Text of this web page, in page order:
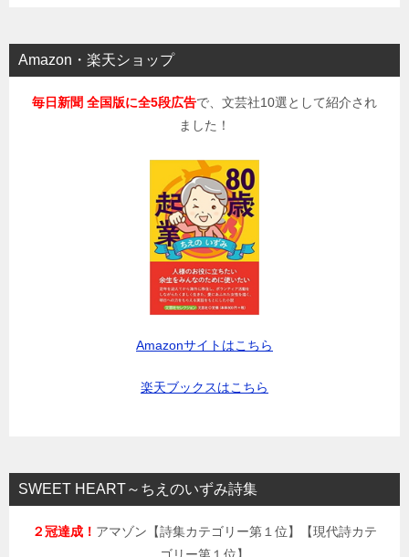
Amazon・楽天ショップ
毎日新聞 全国版に全5段広告で、文芸社10選として紹介され
ました！
Amazonサイトはこちら
楽天ブックスはこちら
SWEET HEART～ちえのいずみ詩集
２冠達成！ アマゾン【詩集カテゴリー第１位】【現代詩カテ